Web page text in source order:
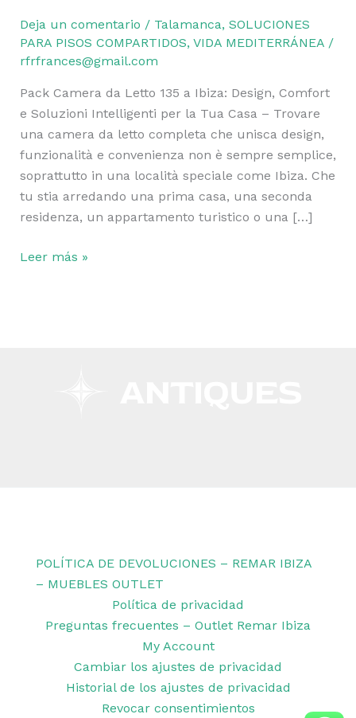
Deja un comentario / Talamanca, SOLUCIONES
PARA PISOS COMPARTIDOS, VIDA MEDITERRÁNEA/
rfrfrances@gmail.com
Pack Camera da Letto 135 a Ibiza: Design, Comfort
e Soluzioni Intelligenti per la Tua Casa – Trovare
una camera da letto completa che unisca design,
funzionalità e convenienza non è sempre semplice,
soprattutto in una località speciale come Ibiza. Che
tu stia arredando una prima casa, una seconda
residenza, un appartamento turistico o una […]
Leer más »
POLÍTICA DE DEVOLUCIONES – REMAR IBIZA
– MUEBLES OUTLET
Política de privacidad
Preguntas frecuentes – Outlet Remar Ibiza
My Account
Cambiar los ajustes de privacidad
Historial de los ajustes de privacidad
Revocar consentimientos